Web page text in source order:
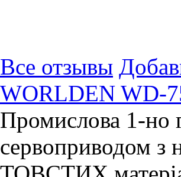
Все отзывы
WORLDEN WD-
Промислова 1-но
сервоприводом